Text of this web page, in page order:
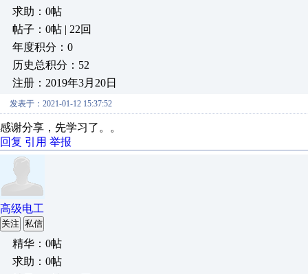
求助：0帖
帖子：0帖 | 22回
年度积分：0
历史总积分：52
注册：2019年3月20日
发表于：2021-01-12 15:37:52
感谢分享，先学习了。。
回复 引用 举报
高级电工
关注 私信
精华：0帖
求助：0帖